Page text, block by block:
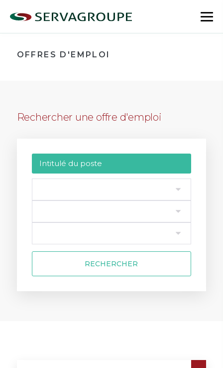
OFFRES D'EMPLOI
Rechercher une offre d'emploi
RECHERCHER